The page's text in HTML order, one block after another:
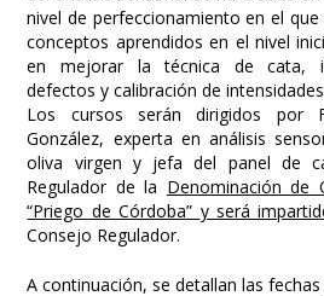
nivel de perfeccionamiento en el que
conceptos aprendidos en el nivel
en mejorar la técnica de cata,
defectos y calibración de
Los cursos serán dirigidos por
González, experta en análisis
oliva virgen y jefa del panel de
Regulador de la Denominación de
“Priego de Córdoba” y será
Consejo Regulador.
A continuación, se detallan las